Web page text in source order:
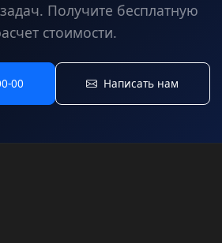
Получите бесплатную
стоимости.
00 Написать нам